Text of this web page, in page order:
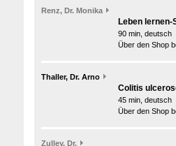
Renz, Dr. Monika
Leben
90 min, deutsch
Über den Shop
Thaller, Dr. Arno
Colitis
45 min, deutsch
Über den Shop
Zulley, Dr.